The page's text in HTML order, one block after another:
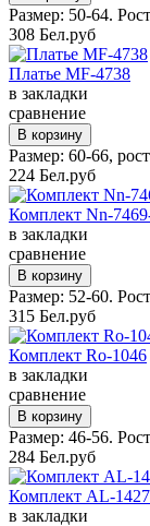
Размер: 50-64.
308 Бел.руб
Платье MF-4738
в закладки
сравнение
Размер: 60-66,
224 Бел.руб
Комплект Nn-
в закладки
сравнение
Размер: 52-60.
315 Бел.руб
Комплект Ro-1046
в закладки
сравнение
Размер: 46-56.
284 Бел.руб
Комплект AL-
в закладки